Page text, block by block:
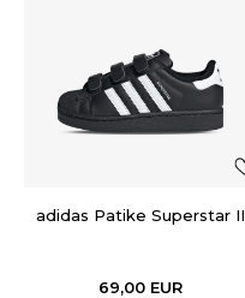
adidas Patike Superstar II
69,00 EUR